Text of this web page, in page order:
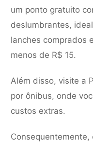
um ponto gratuito
deslumbrantes,
lanches comprados
menos de R$ 15.
Além disso, visite a
por ônibus, onde
custos extras.